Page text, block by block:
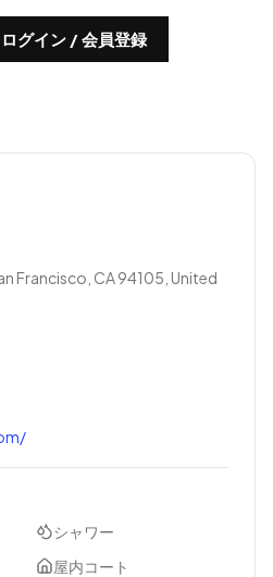
ログイン / 会員登録
Francisco, CA 94105, United
シャワー
屋内コート